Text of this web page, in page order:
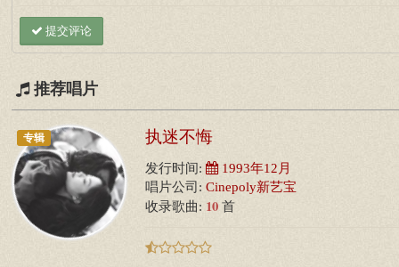
提交评论
推荐唱片
专辑 执迷不悔
发行时间: 1993年12月
唱片公司: Cinepoly新艺宝
收录歌曲: 10 首